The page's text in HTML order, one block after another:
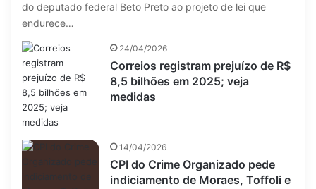
do deputado federal Beto Preto ao projeto de lei que
endurece…
24/04/2026
Correios registram prejuízo de R$
8,5 bilhões em 2025; veja
medidas
14/04/2026
CPI do Crime Organizado pede
indiciamento de Moraes, Toffoli e